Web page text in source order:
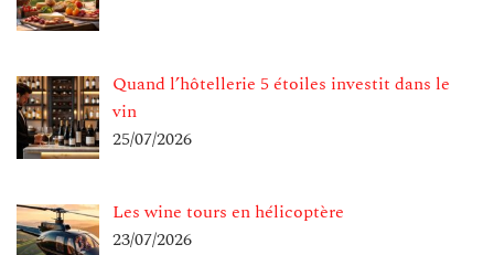
Quand l’hôtellerie 5 étoiles investit dans le
vin
25/07/2026
Les wine tours en hélicoptère
23/07/2026